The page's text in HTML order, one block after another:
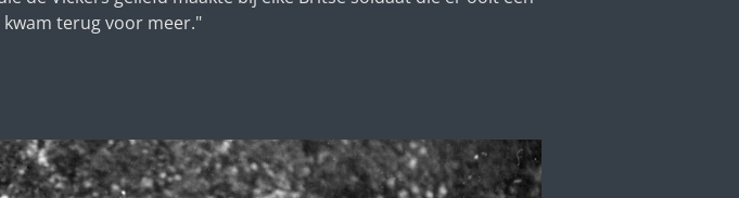
terug voor meer."